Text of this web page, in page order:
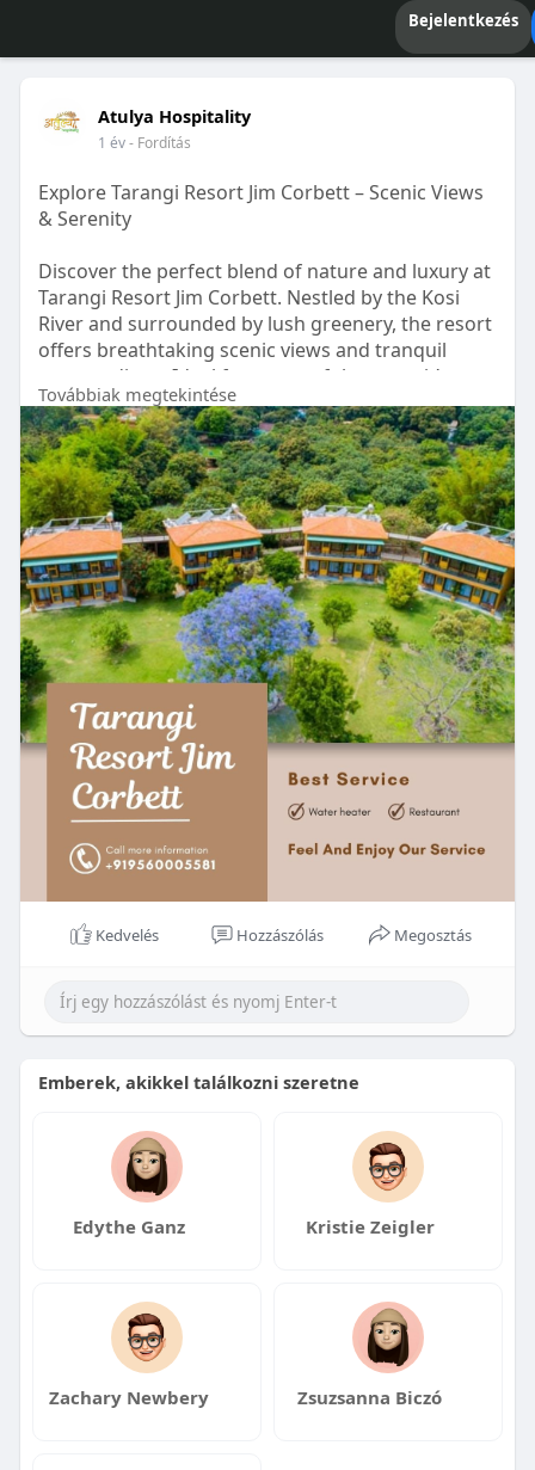
Bejelentkezés
Atulya Hospitality
1 év- Fordítás
Explore Tarangi Resort Jim Corbett – Scenic Views
& Serenity
Discover the perfect blend of nature and luxury at
Tarangi Resort Jim Corbett. Nestled by the Kosi
River and surrounded by lush greenery, the resort
offers breathtaking scenic views and tranquil
surroundings. Ideal for a peaceful escape, it’s a
haven for nature lovers, wildlife enthusiasts, and
those seeking serenity.
For More Info Visit:
https://atulyahospitality.com/....hotel/tarangi-
resort
Továbbiak megtekintése
Kedvelés Hozzászólás Megosztás
Emberek, akikkel találkozni szeretne
Edythe Ganz Kristie Zeigler
Zachary Newbery Zsuzsanna Biczó